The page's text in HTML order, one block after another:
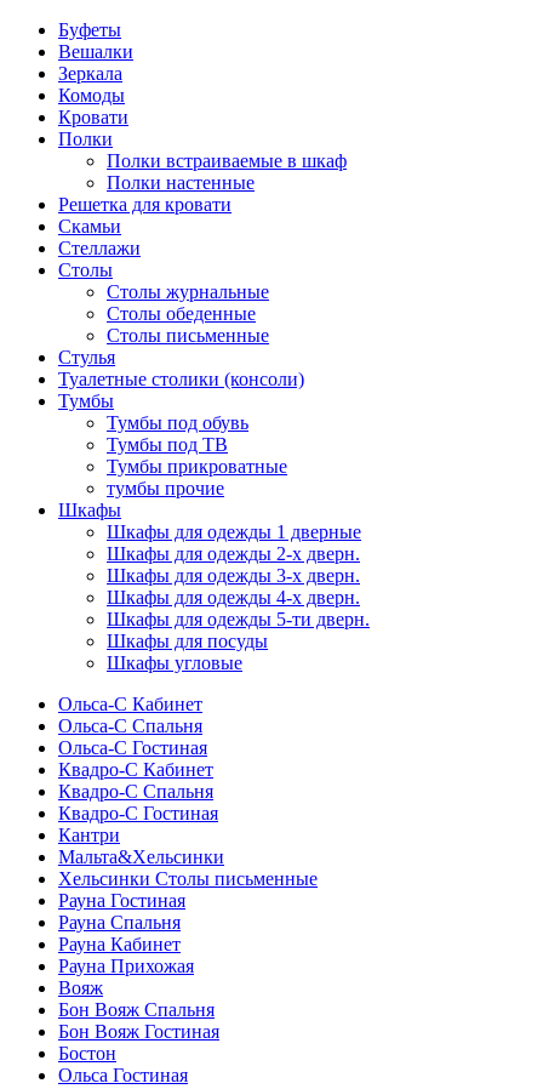
Буфеты
Вешалки
Зеркала
Комоды
Кровати
Полки
Полки встраиваемые в шкаф
Полки настенные
Решетка для кровати
Скамьи
Стеллажи
Столы
Столы журнальные
Столы обеденные
Столы письменные
Стулья
Туалетные столики (консоли)
Тумбы
Тумбы под обувь
Тумбы под ТВ
Тумбы прикроватные
тумбы прочие
Шкафы
Шкафы для одежды 1 дверные
Шкафы для одежды 2-х дверн.
Шкафы для одежды 3-х дверн.
Шкафы для одежды 4-х дверн.
Шкафы для одежды 5-ти дверн.
Шкафы для посуды
Шкафы угловые
Ольса-С Кабинет
Ольса-С Спальня
Ольса-С Гостиная
Квадро-С Кабинет
Квадро-С Спальня
Квадро-С Гостиная
Кантри
Мальта&Хельсинки
Хельсинки Столы письменные
Рауна Гостиная
Рауна Спальня
Рауна Кабинет
Рауна Прихожая
Вояж
Бон Вояж Спальня
Бон Вояж Гостиная
Бостон
Ольса Гостиная